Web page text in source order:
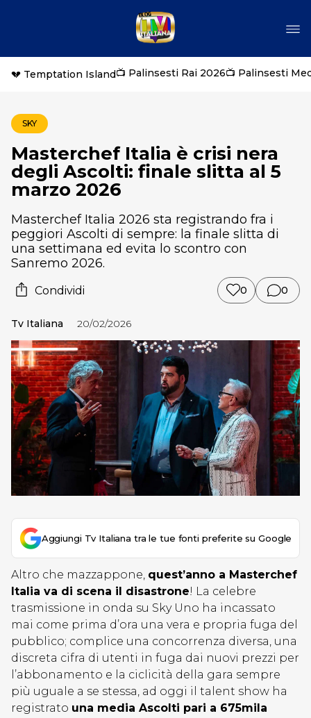
💔 Temptation Island📺 Palinsesti Rai 2026📺 Palinsesti
SKY
Masterchef Italia è crisi nera
degli Ascolti: finale slitta al 5
marzo 2026
Masterchef Italia 2026 sta registrando fra i
peggiori Ascolti di sempre: la finale slitta di
una settimana ed evita lo scontro con
Sanremo 2026.
Condividi 0 0
Tv Italiana 20/02/2026
Aggiungi Tv Italiana tra le tue fonti preferite su Google
Altro che mazzappone, quest’anno a Masterchef
Italia va di scena il disastrone! La celebre
trasmissione in onda su Sky Uno ha incassato
mai come prima d’ora una vera e propria fuga del
pubblico; complice una concorrenza diversa, una
discreta cifra di utenti in fuga dai nuovi prezzi per
l’abbonamento e la ciclicità della gara sempre
più uguale a se stessa, ad oggi il talent show ha
registrato una media Ascolti pari a 675mila